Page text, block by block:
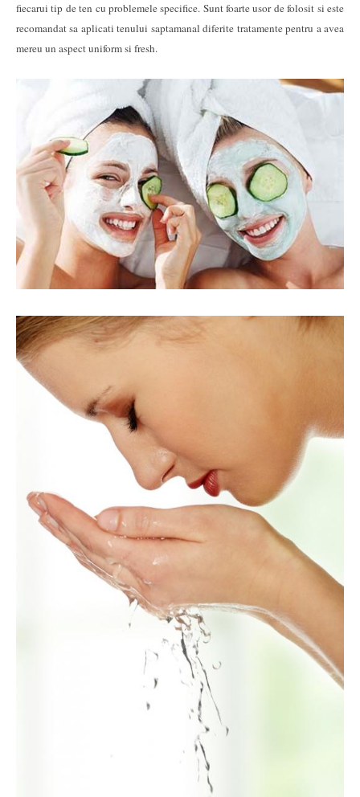
fiecarui tip de ten cu problemele specifice. Sunt foarte usor de folosit si este
recomandat sa aplicati tenului saptamanal diferite tratamente pentru a avea
mereu un aspect uniform si fresh.